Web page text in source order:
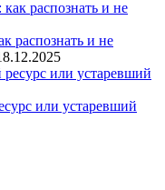
распознать и не
или устаревший